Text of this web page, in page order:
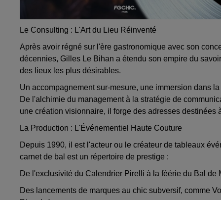
Le Consulting : L'Art du Lieu Réinventé
Après avoir régné sur l'ère gastronomique avec son
décennies, Gilles Le Bihan a étendu son empire du
des lieux les plus désirables.
Un accompagnement sur-mesure, une immersion dans
De l'alchimie du management à la stratégie de
une création visionnaire, il forge des adresses destinées
La Production : L'Événementiel Haute Couture
Depuis 1990, il est l'acteur ou le créateur de tableaux
carnet de bal est un répertoire de prestige :
De l'exclusivité du Calendrier Pirelli à la féérie du Bal de
Des lancements de marques au chic subversif, comme